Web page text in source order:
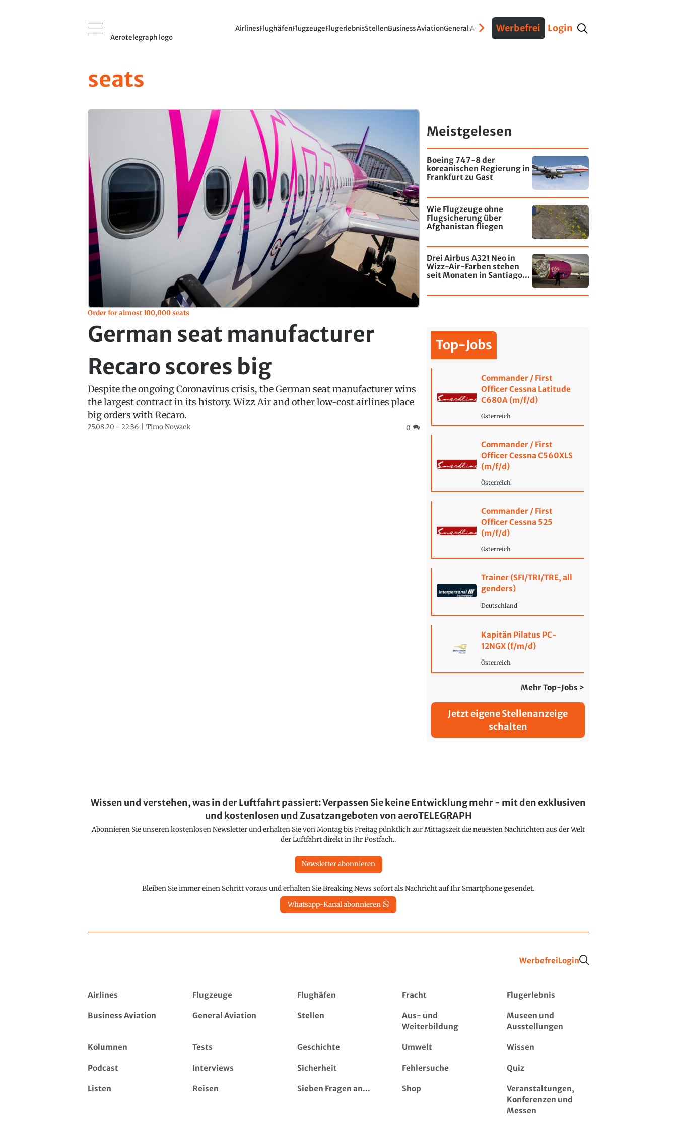
Aerotelegraph logo
AirlinesFlughäfenFlugzeugeFlugerlebnisStellenBusiness AviationGeneral AviationVerteidigungInterviews Fracht
Werbefrei Login
seats
Order for almost 100,000 seats
German seat manufacturer
Recaro scores big
Despite the ongoing Coronavirus crisis, the German seat manufacturer wins
the largest contract in its history. Wizz Air and other low-cost airlines place
big orders with Recaro.
25.08.20 - 22:36 Timo Nowack 0
Meistgelesen
Boeing 747-8 der
koreanischen Regierung in
Frankfurt zu Gast
Wie Flugzeuge ohne
Flugsicherung über
Afghanistan fliegen
Drei Airbus A321 Neo in
Wizz-Air-Farben stehen
seit Monaten in Santiago
Top-Jobs
Commander / First
Officer Cessna Latitude
C680A (m/f/d)
Österreich
Commander / First
Officer Cessna C560XLS
(m/f/d)
Österreich
Commander / First
Officer Cessna 525
(m/f/d)
Österreich
Trainer (SFI/TRI/TRE, all
genders)
Deutschland
Kapitän Pilatus PC-
12NGX (f/m/d)
Österreich
Mehr Top-Jobs >
Jetzt eigene Stellenanzeige
schalten
Wissen und verstehen, was in der Luftfahrt passiert: Verpassen Sie keine Entwicklung mehr - mit den exklusiven
und kostenlosen und Zusatzangeboten von aeroTELEGRAPH
Abonnieren Sie unseren kostenlosen Newsletter und erhalten Sie von Montag bis Freitag pünktlich zur Mittagszeit die neuesten Nachrichten aus der Welt
der Luftfahrt direkt in Ihr Postfach..
Newsletter abonnieren
Bleiben Sie immer einen Schritt voraus und erhalten Sie Breaking News sofort als Nachricht auf Ihr Smartphone gesendet.
Whatsapp-Kanal abonnieren
WerbefreiLogin
Airlines Flugzeuge Flughäfen Fracht Flugerlebnis
Business Aviation General Aviation Stellen
Aus- und
Weiterbildung
Museen und
Ausstellungen
Kolumnen Tests Geschichte Umwelt Wissen
Podcast Interviews Sicherheit Fehlersuche Quiz
Listen Reisen Sieben Fragen an... Shop
Veranstaltungen,
Konferenzen und
Messen